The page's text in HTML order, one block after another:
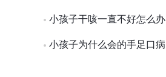
小孩子干咳一直不好怎么办
小孩子为什么会的手足口病